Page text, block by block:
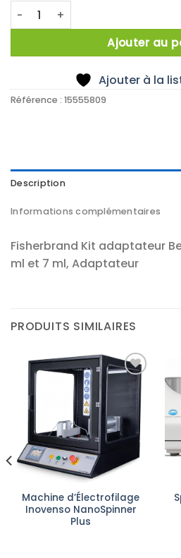
quantité de Kit de support de
Ajouter au
Ajouter à la
Référence : 15555809
Description
Informations complémentaires
Fisherbrand Kit adaptateur
ml et 7 ml, Adaptateur
PRODUITS SIMILAIRES
Ajouter
à la liste
d’envies
Machine d’Électrofilage
Inovenso NanoSpinner
Plus